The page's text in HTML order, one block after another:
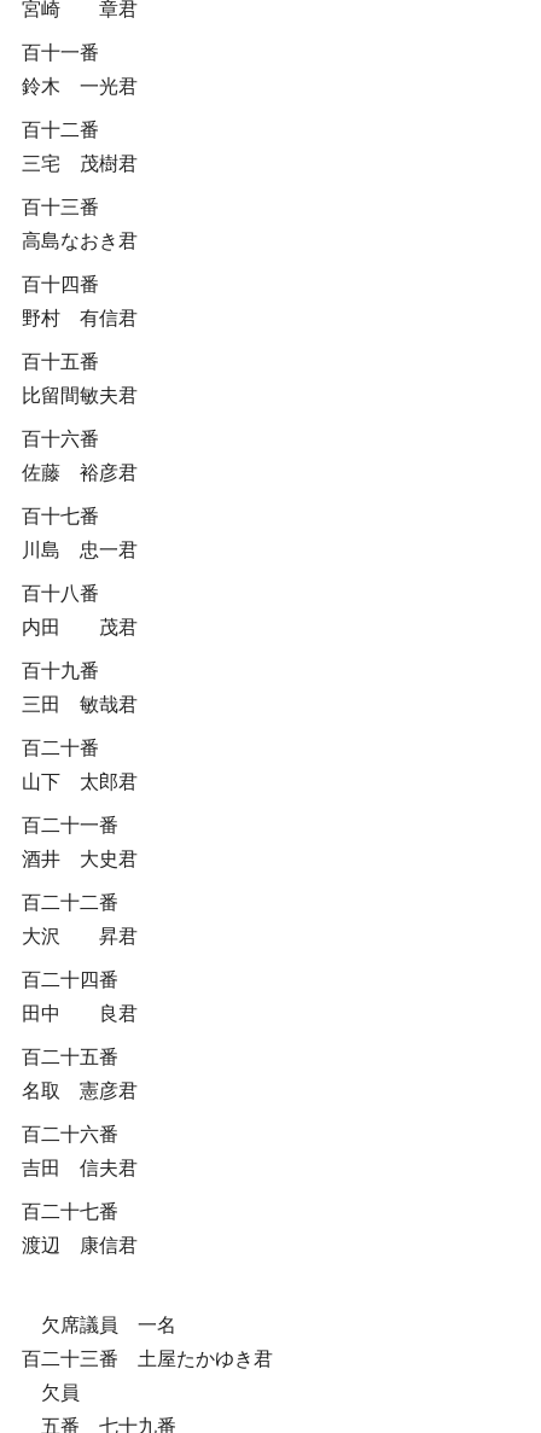
宮崎 章君
百十一番
鈴木 一光君
百十二番
三宅 茂樹君
百十三番
高島なおき君
百十四番
野村 有信君
百十五番
比留間敏夫君
百十六番
佐藤 裕彦君
百十七番
川島 忠一君
百十八番
内田 茂君
百十九番
三田 敏哉君
百二十番
山下 太郎君
百二十一番
酒井 大史君
百二十二番
大沢 昇君
百二十四番
田中 良君
百二十五番
名取 憲彦君
百二十六番
吉田 信夫君
百二十七番
渡辺 康信君
欠席議員 一名
百二十三番 土屋たかゆき君
欠員
五番 七十九番